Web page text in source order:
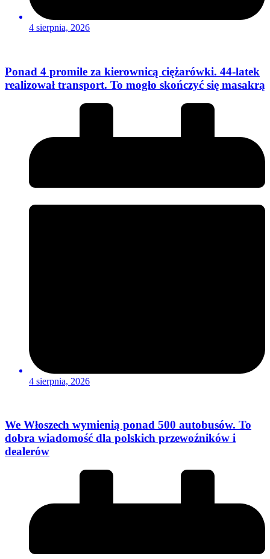
4 sierpnia, 2026
Ponad 4 promile za kierownicą ciężarówki. 44-latek
realizował transport. To mogło skończyć się masakrą
4 sierpnia, 2026
We Włoszech wymienią ponad 500 autobusów. To
dobra wiadomość dla polskich przewoźników i
dealerów